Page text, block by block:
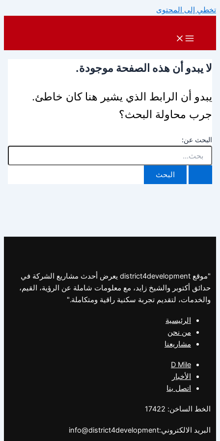
تخطي إلى المحتوى
لا يبدو أن هذه الصفحة موجودة.
يبدو أن الرابط الذي يشير هنا كان خاطئ.
جرب محاولة البحث؟
البحث عن:
"موقع district4development يعرض أحدث مشاريع الشركة في
حدائق أكتوبر والشيخ زايد، مع معلومات شاملة عن الرؤية، القيم،
والخدمات، لتقديم تجربة سكنية راقية ومتكاملة."
الرئيسية
من نحن
مشاريعنا
D Mile
الأخبار
اتصل بنا
الخط الساخن: 17422
البريد الالكتروني:info@district4development